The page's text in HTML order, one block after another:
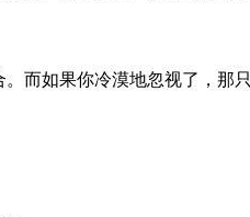
而如果你冷漠地忽视了，那